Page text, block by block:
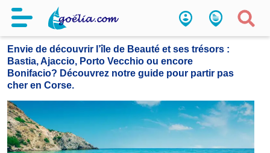
Partir en Corse à petits prix
Envie de découvrir l’île de Beauté et ses trésors :
Bastia, Ajaccio, Porto Vecchio ou encore
Bonifacio? Découvrez notre guide pour partir pas
cher en Corse.